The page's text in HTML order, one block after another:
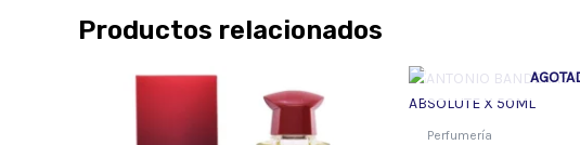
Productos relacionados
Perfumería